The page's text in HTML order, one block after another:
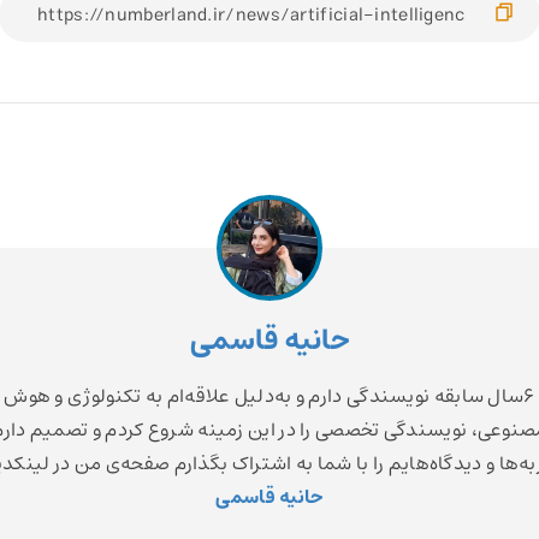
حانیه قاسمی
6سال سابقه نویسندگی دارم و به‌دلیل علاقه‌ام به تکنولوژی و هوش
نویسندگی تخصصی را در این زمینه شروع کردم و تصمیم
و دیدگاه‌هایم را با شما به اشتراک بگذارم صفحه‌ی من در
حانیه قاسمی